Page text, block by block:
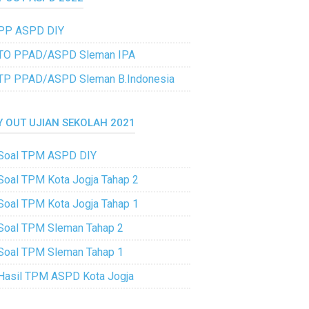
ASPD DIY
PPAD/ASPD Sleman IPA
PPAD/ASPD Sleman B.Indonesia
OUT UJIAN SEKOLAH 2021
TPM ASPD DIY
TPM Kota Jogja Tahap 2
TPM Kota Jogja Tahap 1
TPM Sleman Tahap 2
TPM Sleman Tahap 1
TPM ASPD Kota Jogja